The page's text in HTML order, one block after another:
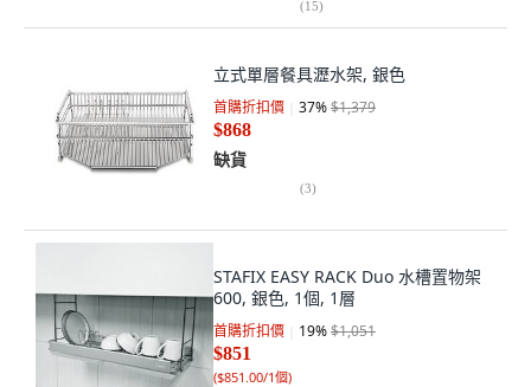
(15)
立式單層餐具瀝水架, 銀色
首購折扣價 37%$1,379
$868
缺貨
(3)
STAFIX EASY RACK Duo 水槽置物架
600, 銀色, 1個, 1層
首購折扣價 19%$1,051
$851
($851.00/1個)